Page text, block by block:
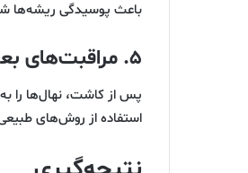
باعث پوسیدگی ریشه‌ها
۵. مراقبت‌های بعد از کاشت
پس از کاشت، نهال‌ها را
استفاده از روش‌های